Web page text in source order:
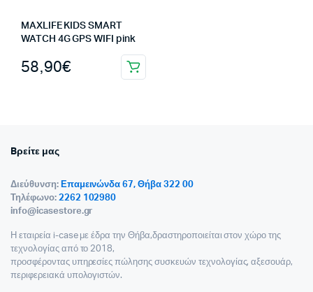
MAXLIFE KIDS SMART
WATCH 4G GPS WIFI pink
58,90€
Bρείτε μας
Διεύθυνση: Επαμεινώνδα 67, Θήβα 322 00
Τηλέφωνο: 2262 102980
info@icasestore.gr
Η εταιρεία i-case με έδρα την Θήβα,δραστηροποιείται στον χώρο της
τεχνολογίας από το 2018,
προσφέροντας υπηρεσίες πώλησης συσκευών τεχνολογίας, αξεσουάρ,
περιφερειακά υπολογιστών.